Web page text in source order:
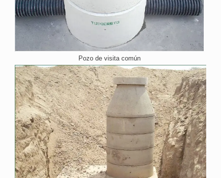
Pozo de visita común